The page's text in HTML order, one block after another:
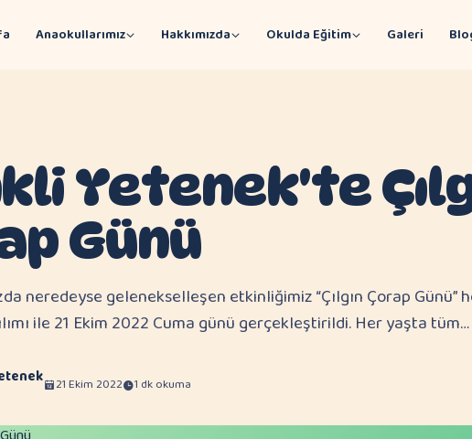
Anaokullarımız Hakkımızda Okulda Eğitim Galeri
Yetenek'te
Günü
neredeyse gelenekselleşen etkinliğimiz “Çılgın Çorap Günü”
ile 21 Ekim 2022 Cuma günü gerçekleştirildi. Her yaşta tüm…
21 Ekim 2022 1 dk okuma